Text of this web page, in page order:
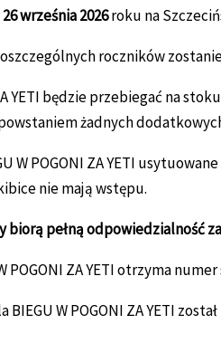
26 września 2026roku na
roczników
YETI będzie przebiegać na
żadnych
W POGONI ZA YETI
nie mają wstępu.
biorą pełną odpowiedzialność
POGONI ZA YETI otrzyma
BIEGU W POGONI ZA YETI